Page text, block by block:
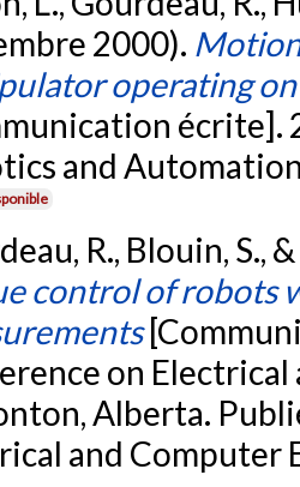
2000).
operating
écrite].
and
R., Blouin, S.,
control of robots
on
Alberta.
and Computer